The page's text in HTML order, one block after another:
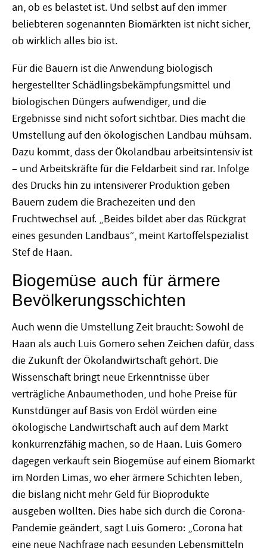
an, ob es belastet ist. Und selbst auf den immer
beliebteren sogenannten Biomärkten ist nicht sicher,
ob wirklich alles bio ist.
Für die Bauern ist die Anwendung biologisch
hergestellter Schädlingsbekämpfungsmittel und
biologischen Düngers aufwendiger, und die
Ergebnisse sind nicht sofort sichtbar. Dies macht die
Umstellung auf den ökologischen Landbau mühsam.
Dazu kommt, dass der Ökolandbau arbeitsintensiv ist
– und Arbeitskräfte für die Feldarbeit sind rar. Infolge
des Drucks hin zu intensiverer Produktion geben
Bauern zudem die Brachezeiten und den
Fruchtwechsel auf. „Beides bildet aber das Rückgrat
eines gesunden Landbaus“, meint Kartoffelspezialist
Stef de Haan.
Biogemüse auch für ärmere
Bevölkerungsschichten
Auch wenn die Umstellung Zeit braucht: Sowohl de
Haan als auch Luis Gomero sehen Zeichen dafür, dass
die Zukunft der Ökolandwirtschaft gehört. Die
Wissenschaft bringt neue Erkenntnisse über
verträgliche Anbaumethoden, und hohe Preise für
Kunstdünger auf Basis von Erdöl würden eine
ökologische Landwirtschaft auch auf dem Markt
konkurrenzfähig machen, so de Haan. Luis Gomero
dagegen verkauft sein Biogemüse auf einem Biomarkt
im Norden Limas, wo eher ärmere Schichten leben,
die bislang nicht mehr Geld für Bioprodukte
ausgeben wollten. Dies habe sich durch die Corona-
Pandemie geändert, sagt Luis Gomero: „Corona hat
eine neue Nachfrage nach gesunden Lebensmitteln